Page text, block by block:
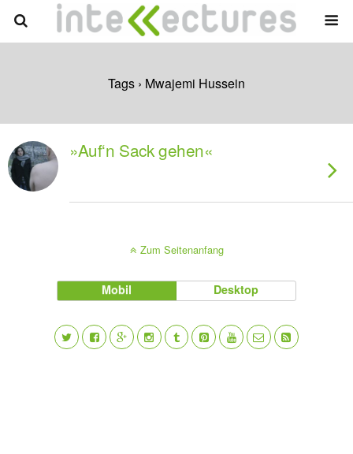
Tags › Mwajemi Hussein
»Auf‘n Sack gehen«
Zum Seitenanfang
Mobil Desktop